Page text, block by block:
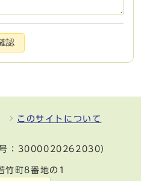
認
このサイトについて
号：3000020262030）
町8番地の1